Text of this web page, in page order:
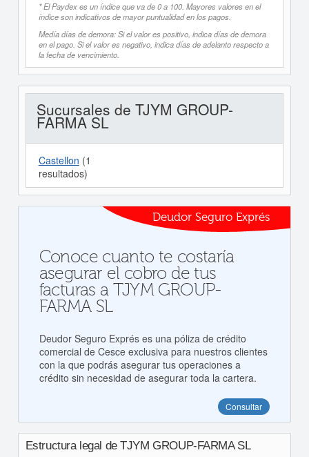
* El Paydex es un índice que va de 0 a 100. Mayores valores en el
índice son indicativos de mayor puntualidad en los pagos.
Medía días de demora: Si el valor es positivo, indica días de demora
en el pago. Si el valor es negativo, indica días de adelanto respecto a
la fecha de vencimiento.
Sucursales de TJYM GROUP-
FARMA SL
Castellon (1
resultados)
Deudor Seguro Exprés
Conoce cuanto te costaría
asegurar el cobro de tus
facturas a TJYM GROUP-
FARMA SL
Deudor Seguro Exprés es una póliza de crédito
comercial de Cesce exclusiva para nuestros clientes
con la que podrás asegurar tus operaciones a
crédito sin necesidad de asegurar toda la cartera.
Consultar
Estructura legal de TJYM GROUP-FARMA SL